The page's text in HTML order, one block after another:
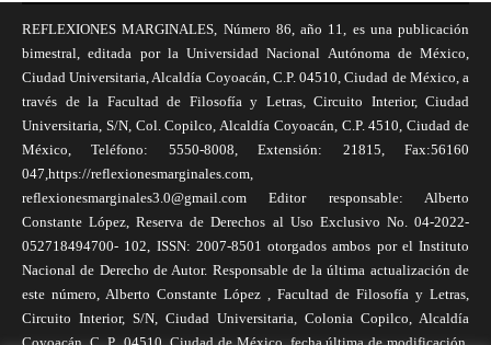
REFLEXIONES MARGINALES, Número 86, año 11, es una publicación
bimestral, editada por la Universidad Nacional Autónoma de México,
Ciudad Universitaria, Alcaldía Coyoacán, C.P. 04510, Ciudad de México, a
través de la Facultad de Filosofía y Letras, Circuito Interior, Ciudad
Universitaria, S/N, Col. Copilco, Alcaldía Coyoacán, C.P. 4510, Ciudad de
México, Teléfono: 5550-8008, Extensión: 21815, Fax:56160
047,https://reflexionesmarginales.com,
reflexionesmarginales3.0@gmail.com Editor responsable: Alberto
Constante López, Reserva de Derechos al Uso Exclusivo No. 04-2022-
052718494700- 102, ISSN: 2007-8501 otorgados ambos por el Instituto
Nacional de Derecho de Autor. Responsable de la última actualización de
este número, Alberto Constante López , Facultad de Filosofía y Letras,
Circuito Interior, S/N, Ciudad Universitaria, Colonia Copilco, Alcaldía